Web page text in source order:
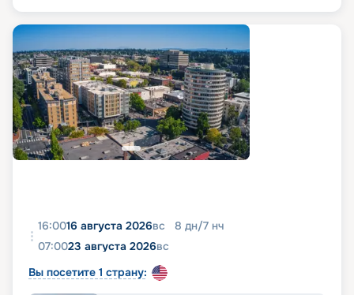
16:0016 августа 2026вс 8 дн/7 нч
07:0023 августа 2026вс
Вы посетите 1 страну: